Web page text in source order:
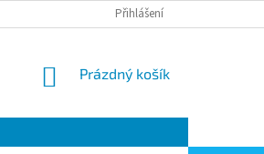
MOJE OBJEDNÁVKA
Přihlášení
NÁKUPNÍ
Prázdný košík